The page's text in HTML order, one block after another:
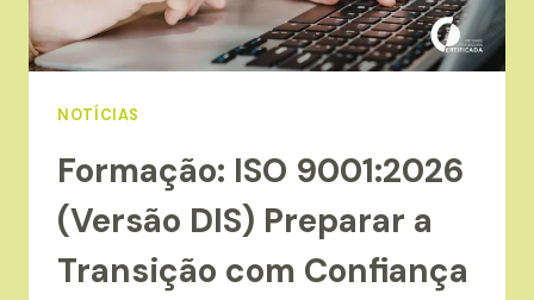
NOTÍCIAS
Formação: ISO 9001:2026
(Versão DIS) Preparar a
Transição com Confiança